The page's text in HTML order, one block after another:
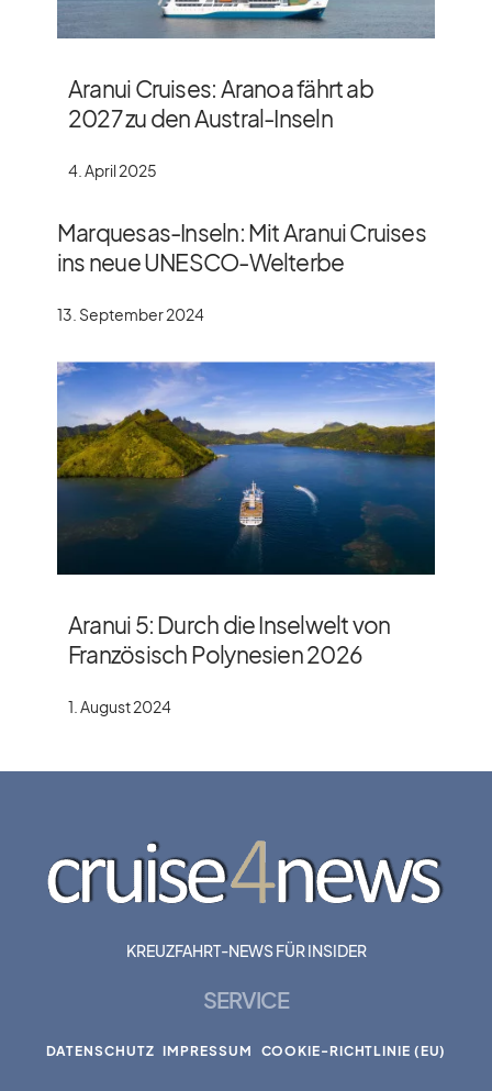
Aranui Cruises: Aranoa fährt ab
2027 zu den Austral-Inseln
4. April 2025
Marquesas-Inseln: Mit Aranui Cruises
ins neue UNESCO-Welterbe
13. September 2024
Aranui 5: Durch die Inselwelt von
Französisch Polynesien 2026
1. August 2024
KREUZFAHRT-NEWS FÜR INSIDER
SERVICE
DATENSCHUTZ IMPRESSUM COOKIE-RICHTLINIE (EU)